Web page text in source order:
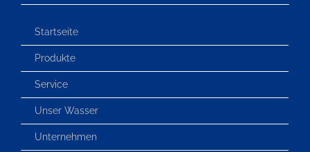
Startseite
Produkte
Service
Unser Wasser
Unternehmen